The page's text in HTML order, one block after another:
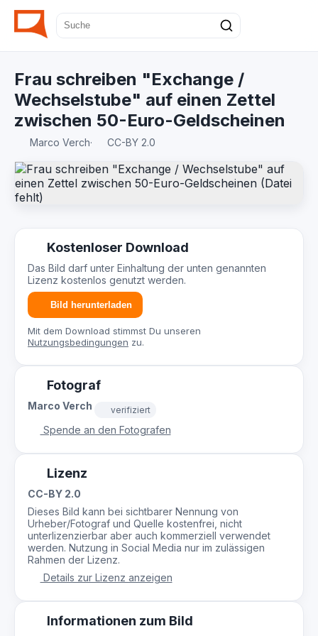
Frau schreiben "Exchange /
Wechselstube" auf einen Zettel
zwischen 50-Euro-Geldscheinen
Marco Verch· CC-BY 2.0
Kostenloser Download
Das Bild darf unter Einhaltung der unten genannten
Lizenz kostenlos genutzt werden.
Bild herunterladen
Mit dem Download stimmst Du unseren
Nutzungsbedingungen zu.
Fotograf
Marco Verch verifiziert
Spende an den Fotografen
Lizenz
CC-BY 2.0
Dieses Bild kann bei sichtbarer Nennung von
Urheber/Fotograf und Quelle kostenfrei, nicht
unterlizenzierbar aber auch kommerziell verwendet
werden. Nutzung in Social Media nur im zulässigen
Rahmen der Lizenz.
Details zur Lizenz anzeigen
Informationen zum Bild